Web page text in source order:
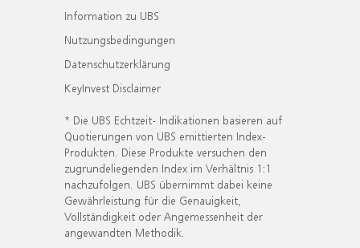
Information zu UBS
Nutzungsbedingungen
Datenschutzerklärung
KeyInvest Disclaimer
* Die UBS Echtzeit- Indikationen basieren auf
Quotierungen von UBS emittierten Index-
Produkten. Diese Produkte versuchen den
zugrundeliegenden Index im Verhältnis 1:1
nachzufolgen. UBS übernimmt dabei keine
Gewährleistung für die Genauigkeit,
Vollständigkeit oder Angemessenheit der
angewandten Methodik.